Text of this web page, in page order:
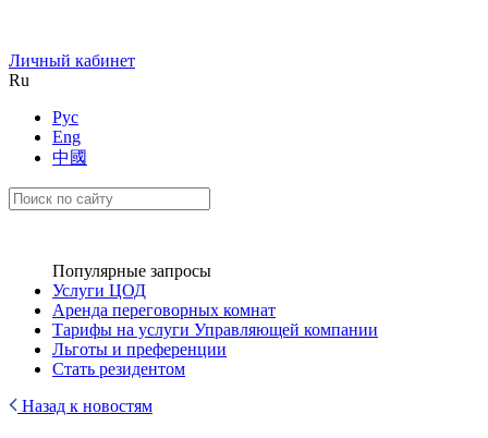
Личный кабинет
Ru
Рус
Eng
中國
Популярные запросы
Услуги ЦОД
Аренда переговорных комнат
Тарифы на услуги Управляющей компании
Льготы и преференции
Стать резидентом
Назад к новостям